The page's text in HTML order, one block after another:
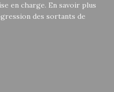
en charge. En savoir plus
des sortants de